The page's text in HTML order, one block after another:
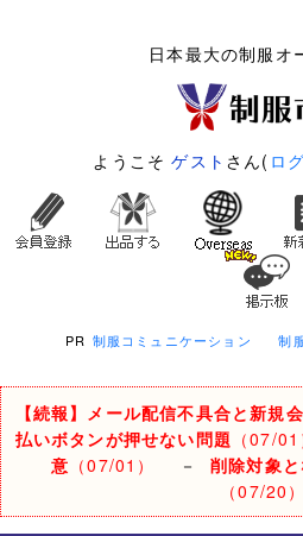
日本最大の制服オ
ようこそゲスト さん( ロ
PR 制服コミュニケーション 制
【続報】メール配信不具合と新規
払いボタンが押せない問題 （07/01
意 （07/01） － 削除対象
（07/20）